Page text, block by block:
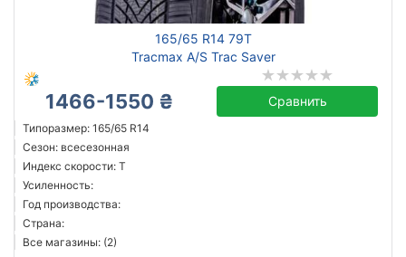
165/65 R14 79T
Tracmax A/S Trac Saver
1466-1550 ₴ Сравнить
Типоразмер: 165/65 R14
Сезон: всесезонная
Индекс скорости: T
Усиленность:
Год производства:
Страна:
Все магазины: (2)